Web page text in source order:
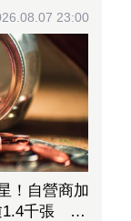
23:00
！自營商加
1.4千張 加